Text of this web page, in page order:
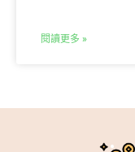
閱讀更多 »